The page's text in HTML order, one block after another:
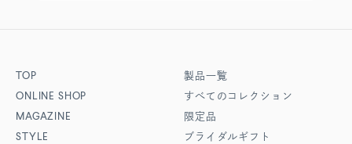
TOP
ONLINE SHOP
MAGAZINE
STYLE
製品一覧
すべてのコレクション
限定品
ブライダルギフト